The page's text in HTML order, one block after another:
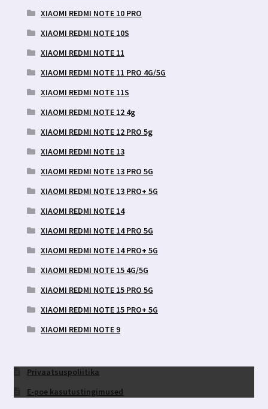
XIAOMI REDMI NOTE 10 PRO
XIAOMI REDMI NOTE 10S
XIAOMI REDMI NOTE 11
XIAOMI REDMI NOTE 11 PRO 4G/5G
XIAOMI REDMI NOTE 11S
XIAOMI REDMI NOTE 12 4g
XIAOMI REDMI NOTE 12 PRO 5g
XIAOMI REDMI NOTE 13
XIAOMI REDMI NOTE 13 PRO 5G
XIAOMI REDMI NOTE 13 PRO+ 5G
XIAOMI REDMI NOTE 14
XIAOMI REDMI NOTE 14 PRO 5G
XIAOMI REDMI NOTE 14 PRO+ 5G
XIAOMI REDMI NOTE 15 4G/5G
XIAOMI REDMI NOTE 15 PRO 5G
XIAOMI REDMI NOTE 15 PRO+ 5G
XIAOMI REDMI NOTE 9
Privaatsuspoliitika
E-poe kasutustingimused